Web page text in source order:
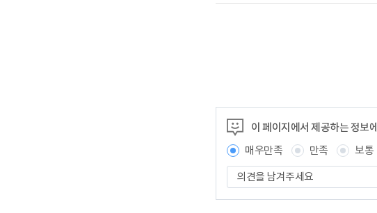
이 페이지에서 제공하는 정보
매우만족
만족 보통
견
을